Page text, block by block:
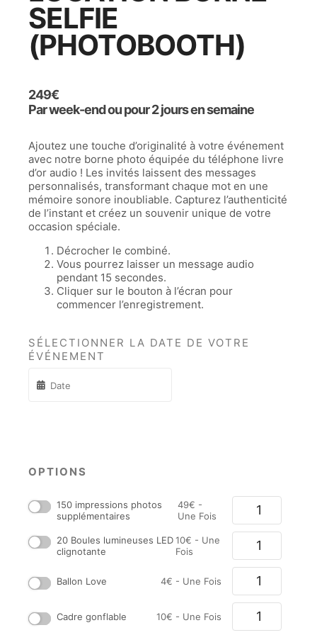
SELFIE
(PHOTOBOOTH)
249€
Par week-end ou pour 2 jours en semaine
Ajoutez une touche d’originalité à votre événement
avec notre borne photo équipée du téléphone livre
d’or audio ! Les invités laissent des messages
personnalisés, transformant chaque mot en une
mémoire sonore inoubliable. Capturez l’authenticité
de l’instant et créez un souvenir unique de votre
occasion spéciale.
Décrocher le combiné.
Vous pourrez laisser un message audio
pendant 15 secondes.
Cliquer sur le bouton à l’écran pour
commencer l’enregistrement.
SÉLECTIONNER LA DATE DE VOTRE
ÉVÉNEMENT
OPTIONS
150 impressions photos
supplémentaires
49€ -
Une Fois
20 Boules lumineuses LED
clignotante
10€ - Une
Fois
Ballon Love 4€ - Une Fois
Cadre gonflable 10€ - Une Fois